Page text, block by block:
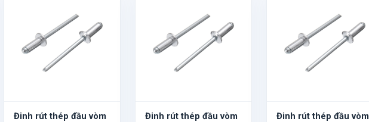
Đinh rút thép đầu vòm
Đinh rút thép đầu vòm
Đinh rút thép đầu vòm